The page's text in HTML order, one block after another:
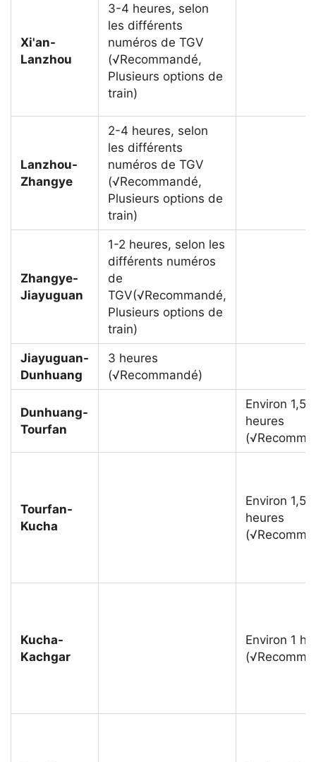
Xi'an-
Lanzhou
3-4 heures, selon
les différents
numéros de TGV
(√Recommandé,
Plusieurs options de
train)
Lanzhou-
Zhangye
2-4 heures, selon
les différents
numéros de TGV
(√Recommandé,
Plusieurs options de
train)
Zhangye-
Jiayuguan
1-2 heures, selon les
différents numéros
de
TGV(√Recommandé,
Plusieurs options de
train)
Jiayuguan-
Dunhuang
3 heures
(√Recommandé)
Dunhuang-
Tourfan
Environ 1,5
heures
Tourfan-
Kucha
Environ 1,5
heures
Kucha-
Kachgar
Environ 1